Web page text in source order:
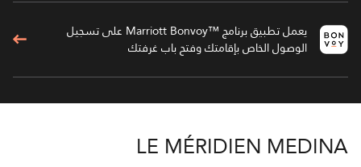
يعمل تطبيق برنامج ™Marriott Bonvoy على تسجيل
الوصول الخاص بإقامتك وفتح باب غرفتك
LE MÉRIDIEN MEDINA